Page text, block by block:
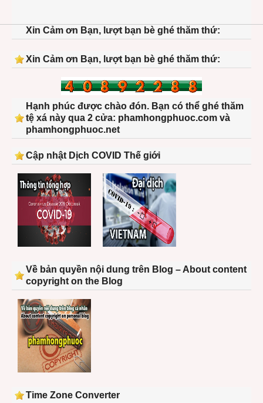
Xin Cảm ơn Bạn, lượt bạn bè ghé thăm thứ:
Xin Cảm ơn Bạn, lượt bạn bè ghé thăm thứ:
Hạnh phúc được chào đón. Bạn có thể ghé thăm
tệ xá này qua 2 cửa: phamhongphuoc.com và
phamhongphuoc.net
Cập nhật Dịch COVID Thế giới
Về bản quyền nội dung trên Blog – About content
copyright on the Blog
Time Zone Converter